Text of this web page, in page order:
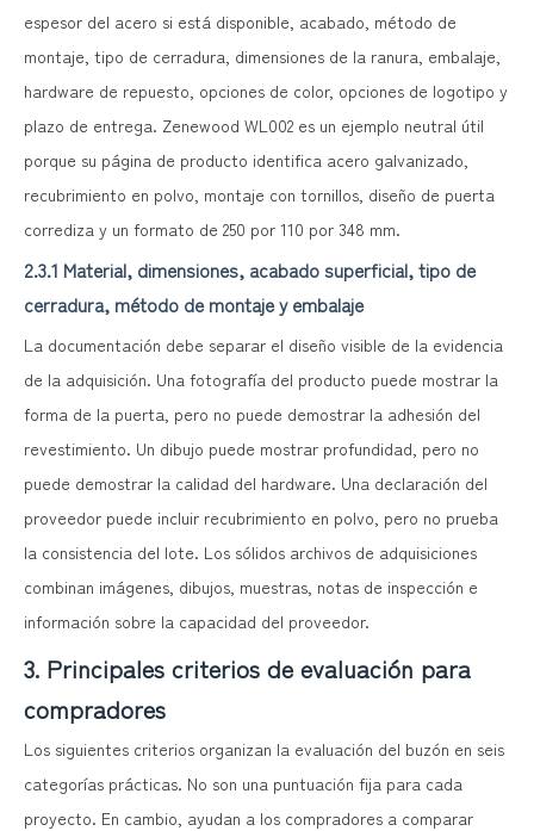
espesor del acero si está disponible, acabado, método de
montaje, tipo de cerradura, dimensiones de la ranura, embalaje,
hardware de repuesto, opciones de color, opciones de logotipo y
plazo de entrega. Zenewood WL002 es un ejemplo neutral útil
porque su página de producto identifica acero galvanizado,
recubrimiento en polvo, montaje con tornillos, diseño de puerta
corrediza y un formato de 250 por 110 por 348 mm.
2.3.1 Material, dimensiones, acabado superficial, tipo de
cerradura, método de montaje y embalaje
La documentación debe separar el diseño visible de la evidencia
de la adquisición. Una fotografía del producto puede mostrar la
forma de la puerta, pero no puede demostrar la adhesión del
revestimiento. Un dibujo puede mostrar profundidad, pero no
puede demostrar la calidad del hardware. Una declaración del
proveedor puede incluir recubrimiento en polvo, pero no prueba
la consistencia del lote. Los sólidos archivos de adquisiciones
combinan imágenes, dibujos, muestras, notas de inspección e
información sobre la capacidad del proveedor.
3. Principales criterios de evaluación para
compradores
Los siguientes criterios organizan la evaluación del buzón en seis
categorías prácticas. No son una puntuación fija para cada
proyecto. En cambio, ayudan a los compradores a comparar